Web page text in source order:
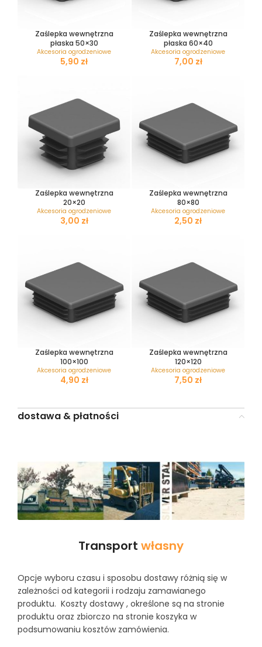
Zaślepka wewnętrzna
płaska 50×30
Akcesoria ogrodzeniowe
zł
Zaślepka wewnętrzna
płaska 60×40
Akcesoria ogrodzeniowe
zł
Zaślepka wewnętrzna
20×20
Akcesoria ogrodzeniowe
zł
Zaślepka wewnętrzna
80×80
Akcesoria ogrodzeniowe
zł
Zaślepka wewnętrzna
100×100
Akcesoria ogrodzeniowe
zł
Zaślepka wewnętrzna
120×120
Akcesoria ogrodzeniowe
zł
dostawa & płatności
Transport własny
Opcje wyboru czasu i sposobu dostawy różnią się w
zależności od kategorii i rodzaju zamawianego
produktu. Koszty dostawy , określone są na stronie
produktu oraz zbiorczo na stronie koszyka w
podsumowaniu kosztów zamówienia.